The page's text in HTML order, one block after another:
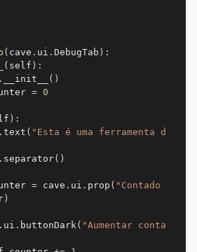
( cave . ui . DebugTab ) :
( self ) :
. __init__ ( )
= 0
) :
. text ( "Esta é uma ferramenta d
. separator( )
= cave . ui . prop ( "Contado
)
. ui . buttonDark( "Aumentar conta